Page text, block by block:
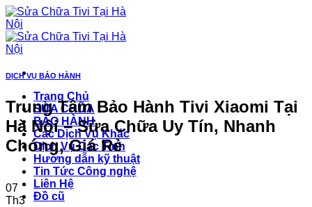
Skip
to
content
Trang Chủ
SỬA CHỮA
BẢO HÀNH
Các Dịch Vụ Khác
Dịch Vụ Các Tỉnh
Hướng dẫn kỹ thuật
Tin Tức Công nghệ
Liên Hệ
Đồ cũ
DỊCH VỤ BẢO HÀNH
Trung Tâm Bảo Hành Tivi Xiaomi Tại
Hà Nội – Sửa Chữa Uy Tín, Nhanh
Chóng, Giá Rẻ
07
Th3